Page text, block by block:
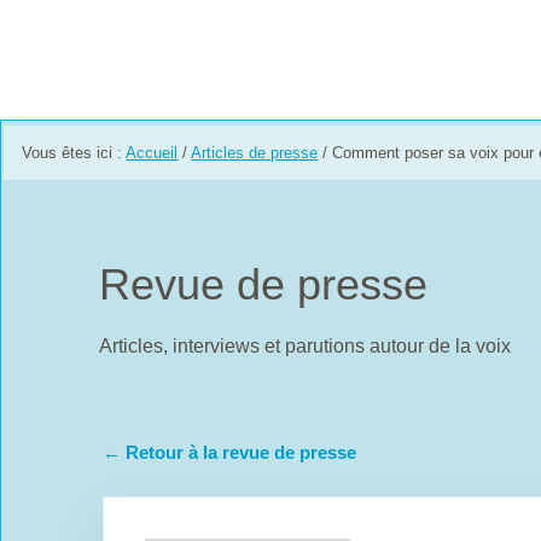
Vous êtes ici :Accueil / Articles de presse / Comment poser sa voix pour
Revue de presse
Articles, interviews et parutions autour de la voix
← Retour à la revue de presse